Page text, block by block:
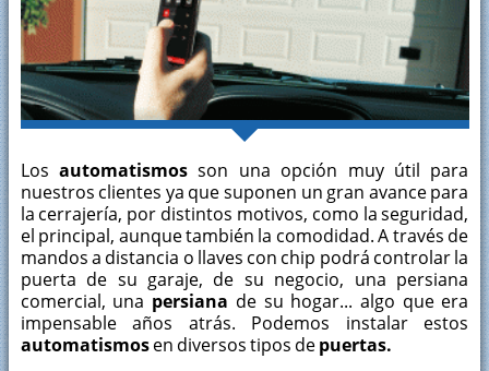
Losautomatismos son una opción muy útil para
nuestros clientes ya que suponen un gran avance para
la cerrajería, por distintos motivos, como la seguridad,
el principal, aunque también la comodidad. A través de
mandos a distancia o llaves con chip podrá controlar la
puerta de su garaje, de su negocio, una persiana
comercial, una persiana de su hogar... algo que era
impensable años atrás. Podemos instalar estos
automatismosen diversos tipos depuertas.